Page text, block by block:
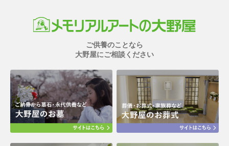
ご供養のことなら
大野屋にご相談ください